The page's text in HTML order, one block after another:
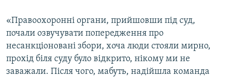
«Правоохоронні органи, прийшовши під суд,
почали озвучувати попередження про
несанкціоновані збори, хоча люди стояли мирно,
прохід біля суду було відкрито, нікому ми не
заважали. Після чого, мабуть, надійшла команда